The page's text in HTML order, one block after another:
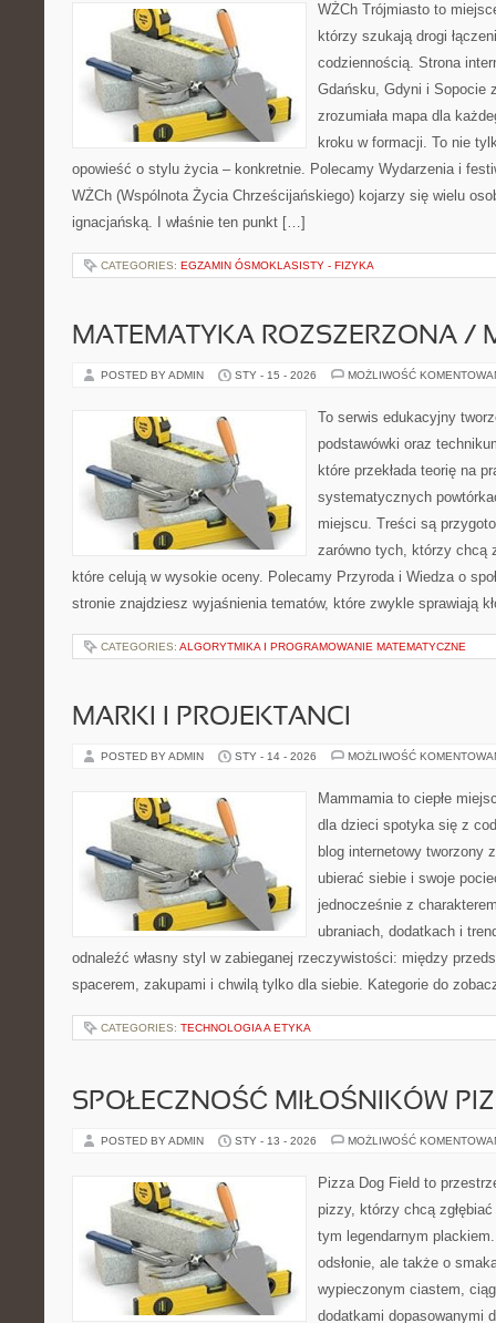
WŻCh Trójmiasto to
którzy szukają drogi
codziennością. Strona
Gdańsku, Gdyni i Sopocie
zrozumiała mapa dla
kroku w formacji. To nie
opowieść o stylu życia – konkretnie. Polecamy Wydarzenia i
WŻCh (Wspólnota Życia Chrześcijańskiego) kojarzy się wielu
ignacjańską. I właśnie ten punkt […]
CATEGORIES: EGZAMIN ÓSMOKLASISTY - FIZYKA
MATEMATYKA ROZSZERZONA /
POSTED BY ADMIN STY - 15 - 2026 MOŻLIWOŚĆ
To serwis edukacyjny
podstawówki oraz
które przekłada teorię na
systematycznych
miejscu. Treści są
zarówno tych, którzy chcą
które celują w wysokie oceny. Polecamy Przyroda i Wiedza o
stronie znajdziesz wyjaśnienia tematów, które zwykle sprawiają
CATEGORIES: ALGORYTMIKA I PROGRAMOWANIE MATEMATYCZNE
MARKI I PROJEKTANCI
POSTED BY ADMIN STY - 14 - 2026 MOŻLIWOŚĆ
Mammamia to ciepłe
dla dzieci spotyka się z
blog internetowy tworzony
ubierać siebie i swoje
jednocześnie z
ubraniach, dodatkach i
odnaleźć własny styl w zabieganej rzeczywistości: między
spacerem, zakupami i chwilą tylko dla siebie. Kategorie do
CATEGORIES: TECHNOLOGIA A ETYKA
SPOŁECZNOŚĆ MIŁOŚNIKÓW
POSTED BY ADMIN STY - 13 - 2026 MOŻLIWOŚĆ
Pizza Dog Field to
pizzy, którzy chcą
tym legendarnym
odsłonie, ale także o
wypieczonym ciastem,
dodatkami dopasowanymi